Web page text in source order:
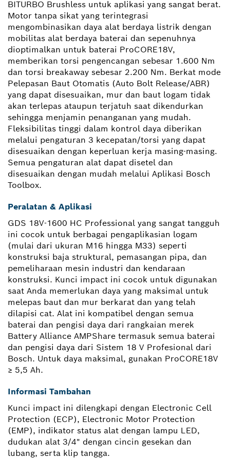
BITURBO Brushless untuk aplikasi yang sangat berat.
Motor tanpa sikat yang terintegrasi
mengombinasikan daya alat berdaya listrik dengan
mobilitas alat berdaya baterai dan sepenuhnya
dioptimalkan untuk baterai ProCORE18V,
memberikan torsi pengencangan sebesar 1.600 Nm
dan torsi breakaway sebesar 2.200 Nm. Berkat mode
Pelepasan Baut Otomatis (Auto Bolt Release/ABR)
yang dapat disesuaikan, mur dan baut logam tidak
akan terlepas ataupun terjatuh saat dikendurkan
sehingga menjamin penanganan yang mudah.
Fleksibilitas tinggi dalam kontrol daya diberikan
melalui pengaturan 3 kecepatan/torsi yang dapat
disesuaikan dengan keperluan kerja masing-masing.
Semua pengaturan alat dapat disetel dan
disesuaikan dengan mudah melalui Aplikasi Bosch
Toolbox.
Peralatan & Aplikasi
GDS 18V-1600 HC Professional yang sangat tangguh
ini cocok untuk berbagai pengaplikasian logam
(mulai dari ukuran M16 hingga M33) seperti
konstruksi baja struktural, pemasangan pipa, dan
pemeliharaan mesin industri dan kendaraan
konstruksi. Kunci impact ini cocok untuk digunakan
saat Anda memerlukan daya yang maksimal untuk
melepas baut dan mur berkarat dan yang telah
dilapisi cat. Alat ini kompatibel dengan semua
baterai dan pengisi daya dari rangkaian merek
Battery Alliance AMPShare termasuk semua baterai
dan pengisi daya dari Sistem 18 V Profesional dari
Bosch. Untuk daya maksimal, gunakan ProCORE18V
≥ 5,5 Ah.
Informasi Tambahan
Kunci impact ini dilengkapi dengan Electronic Cell
Protection (ECP), Electronic Motor Protection
(EMP), indikator status alat dengan lampu LED,
dudukan alat 3/4" dengan cincin gesekan dan
lubang, serta klip tangga.